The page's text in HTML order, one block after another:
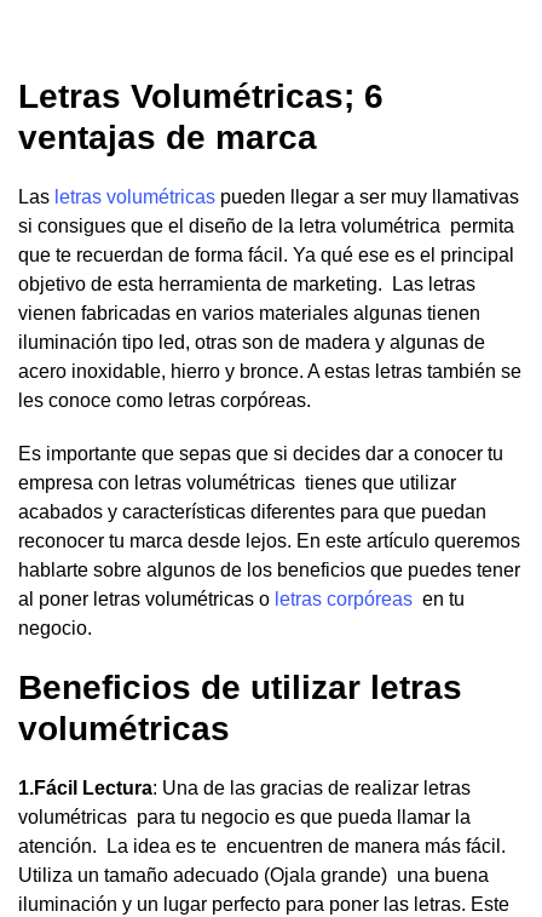
Letras Volumétricas; 6
ventajas de marca
Las letras volumétricas pueden llegar a ser muy llamativas
si consigues que el diseño de la letra volumétrica permita
que te recuerdan de forma fácil. Ya qué ese es el principal
objetivo de esta herramienta de marketing. Las letras
vienen fabricadas en varios materiales algunas tienen
iluminación tipo led, otras son de madera y algunas de
acero inoxidable, hierro y bronce. A estas letras también se
les conoce como letras corpóreas.
Es importante que sepas que si decides dar a conocer tu
empresa con letras volumétricas tienes que utilizar
acabados y características diferentes para que puedan
reconocer tu marca desde lejos. En este artículo queremos
hablarte sobre algunos de los beneficios que puedes tener
al poner letras volumétricas o letras corpóreas en tu
negocio.
Beneficios de utilizar letras
volumétricas
1.Fácil Lectura: Una de las gracias de realizar letras
volumétricas para tu negocio es que pueda llamar la
atención. La idea es te encuentren de manera más fácil.
Utiliza un tamaño adecuado (Ojala grande) una buena
iluminación y un lugar perfecto para poner las letras. Este